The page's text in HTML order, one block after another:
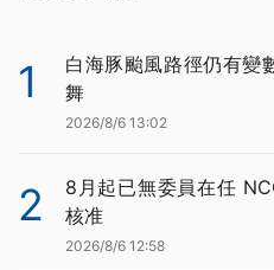
1
白海豚颱風路徑仍有變
舞
2026/8/6 13:02
2
8月起已無委員在任
核准
2026/8/6 12:58